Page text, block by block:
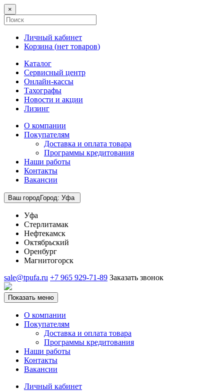
×
Личный кабинет
Корзина (нет товаров)
Каталог
Сервисный центр
Онлайн-кассы
Тахографы
Новости и акции
Лизинг
О компании
Покупателям
Доставка и оплата товара
Программы кредитования
Наши работы
Контакты
Вакансии
Ваш городГород: Уфа
Уфа
Стерлитамак
Нефтекамск
Октябрьский
Оренбург
Магнитогорск
sale@tpufa.ru +7 965 929-71-89 Заказать звонок
Показать меню
О компании
Покупателям
Доставка и оплата товара
Программы кредитования
Наши работы
Контакты
Вакансии
Личный кабинет